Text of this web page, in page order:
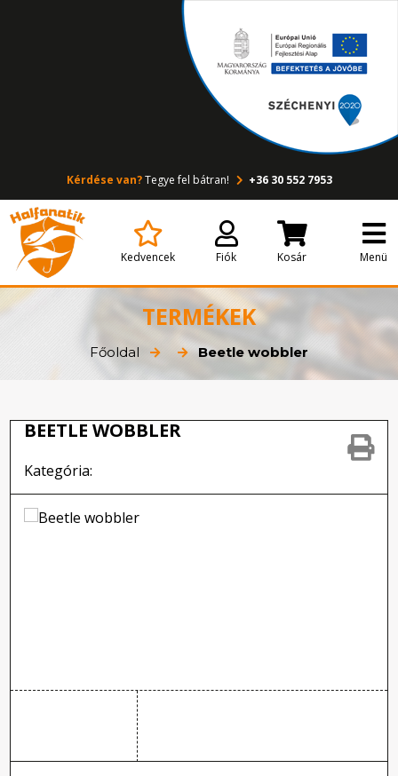
Kérdése van?Tegye fel bátran! +36 30 552 7953
Kedvencek Fiók Kosár Menü
TERMÉKEK
Főoldal Beetle wobbler
BEETLE WOBBLER
Kategória: